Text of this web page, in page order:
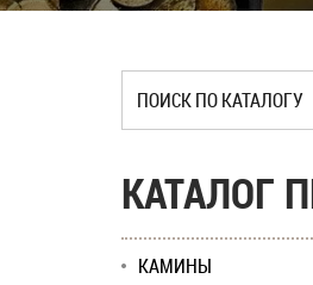
КАТАЛОГ
КАМИНЫ